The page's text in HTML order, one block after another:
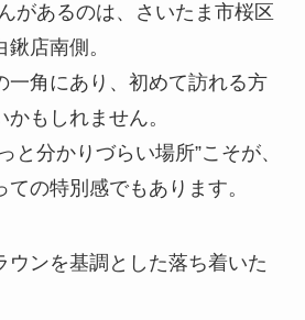
があるのは、さいたま市桜区
店南側。
一角にあり、初めて訪れる方
もしれません。
と分かりづらい場所”こそが、
の特別感でもあります。
ウンを基調とした落ち着いた